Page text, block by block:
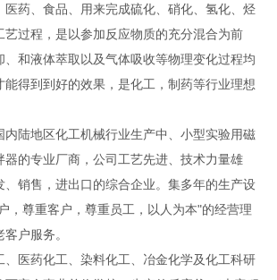
医药、食品、用来完成硫化、硝化、氢化、烃
艺过程，是以参加反应物质的充分混合为前
、和液体萃取以及气体吸收等物理变化过程均
能得到到好的效果，是化工，制药等行业理想
内陆地区化工机械行业生产中、小型实验用磁
器的专业厂商，公司工艺先进、技术力量雄
、销售，进出口的综合企业。集多年的生产设
，尊重客户，尊重员工，以人为本"的经营理
户服务。
、医药化工、染料化工、冶金化学及化工科研